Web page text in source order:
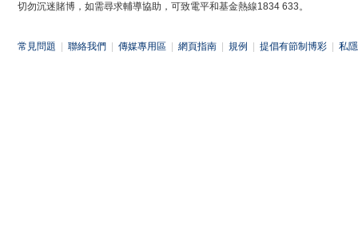
切勿沉迷賭博，如需尋求輔導協助，可致電平和基金熱線1834 633。
常見問題 聯絡我們 傳媒專用區 網頁指南 規例 提倡有節制博彩 私